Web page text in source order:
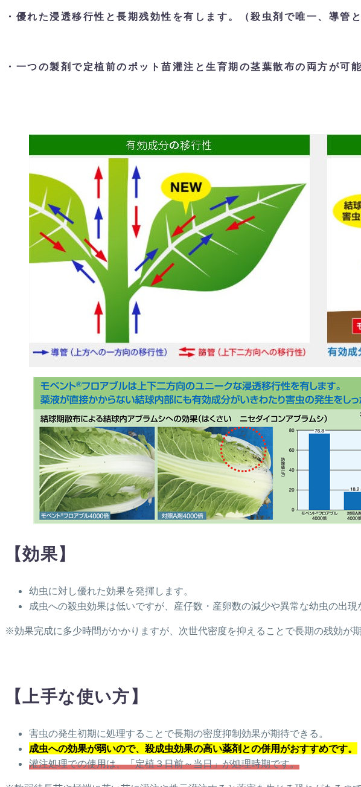
・優れた浸透移行性と長期残効性を有します。（殺虫剤で唯一、導
・一つの製剤で定植前のポット苗灌注と生育期の茎葉散布の両方が可能
【効果】
幼虫に対し優れた効果を発揮します。
成虫への殺虫効果は低いですが、産仔数・産卵数の減少や異常な幼虫の出現
※効果完成に多少時間がかかりますが、次世代密度を抑えることで長期の残効が期
【上手な使い方】
害虫の発生初期に処理することで長期の密度抑制効果が期待できる。
成虫への効果が弱いので、殺成虫効果の高い薬剤との併用がおすすめです。
灌注処理での使用は、「定植３日前～当日」が処理時期です。